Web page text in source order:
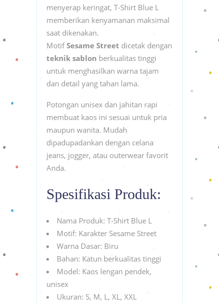
menyerap keringat, T-Shirt Blue L
memberikan kenyamanan maksimal
saat dikenakan.
MotifSesame Street dicetak dengan
teknik sablon berkualitas tinggi
untuk menghasilkan warna tajam
dan detail yang tahan lama.
Potongan unisex dan jahitan rapi
membuat kaos ini sesuai untuk pria
maupun wanita. Mudah
dipadupadankan dengan celana
jeans, jogger, atau outerwear favorit
Anda.
Spesifikasi Produk:
Nama Produk: T-Shirt Blue L
Motif: Karakter Sesame Street
Warna Dasar: Biru
Bahan: Katun berkualitas tinggi
Model: Kaos lengan pendek,
unisex
Ukuran: S, M, L, XL, XXL